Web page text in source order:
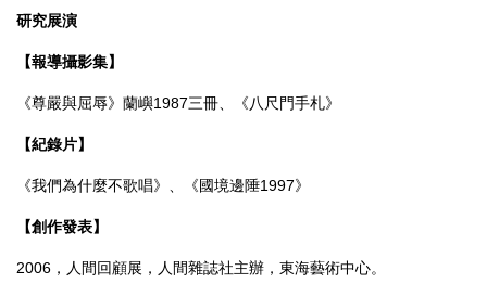
研究展演
【報導攝影集】
《尊嚴與屈辱》蘭嶼1987三冊、《八尺門手札》
【紀錄片】
《我們為什麼不歌唱》、《國境邊陲1997》
【創作發表】
2006，人間回顧展，人間雜誌社主辦，東海藝術中心。